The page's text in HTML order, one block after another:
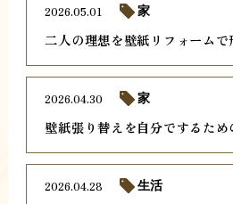
二人の理想を壁紙リフォーム
2026.05.01 家
壁紙張り替えを自分でするため
2026.04.30 家
2026.04.28 生活